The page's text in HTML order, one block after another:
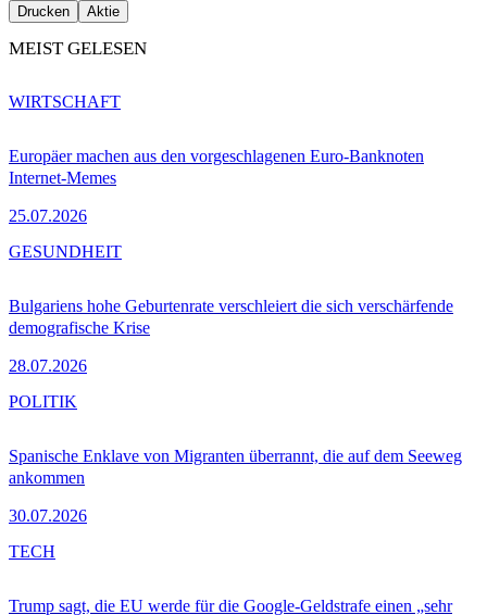
Drucken Aktie
MEIST GELESEN
Europäer machen aus den vorgeschlagenen Euro-Banknoten
Internet-Memes
25.07.2026
WIRTSCHAFT
Bulgariens hohe Geburtenrate verschleiert die sich verschärfende
demografische Krise
28.07.2026
GESUNDHEIT
Spanische Enklave von Migranten überrannt, die auf dem Seeweg
ankommen
30.07.2026
POLITIK
Trump sagt, die EU werde für die Google-Geldstrafe einen „sehr
TECH